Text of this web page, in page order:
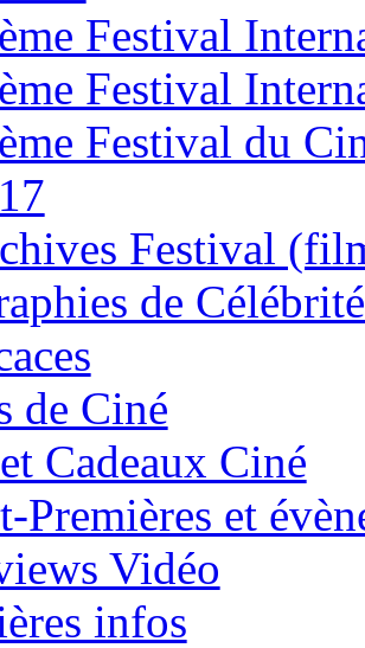
Festival
Festival
Festival du
Festival
de
de Ciné
Cadeaux Ciné
Premières et
Vidéo
infos